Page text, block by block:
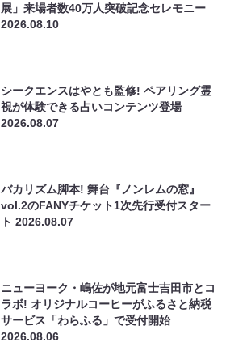
展」来場者数40万人突破記念セレモニー
2026.08.10
シークエンスはやとも監修! ペアリング霊
視が体験できる占いコンテンツ登場
2026.08.07
バカリズム脚本! 舞台『ノンレムの窓』
vol.2のFANYチケット1次先行受付スター
ト2026.08.07
ニューヨーク・嶋佐が地元富士吉田市とコ
ラボ! オリジナルコーヒーがふるさと納税
サービス「わらふる」で受付開始
2026.08.06